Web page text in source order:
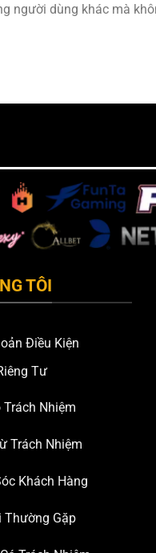
người dùng khác mà
TÔI
Điều Kiện
Tư
Trách Nhiệm
Trách Nhiệm
Khách Hàng
Thường Gặp